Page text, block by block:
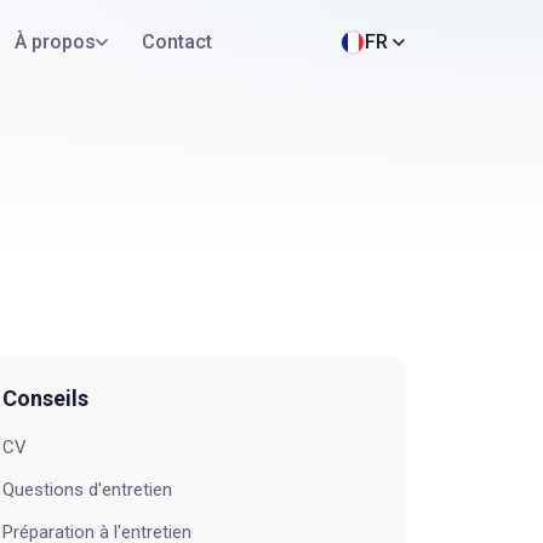
À propos Contact FR
Conseils
CV
Questions d'entretien
Préparation à l'entretien